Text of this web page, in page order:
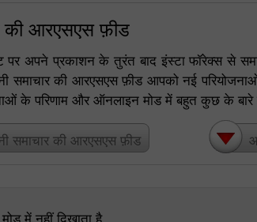
की आरएसएस फ़ीड
पर अपने प्रकाशन के तुरंत बाद इंस्टा फॉरेक्स से
समाचार की आरएसएस फ़ीड आपको नई
के परिणाम और ऑनलाइन मोड में बहुत कुछ के बारे
समाचार की आरएसएस फ़ीड
में नहीं दिखाता है